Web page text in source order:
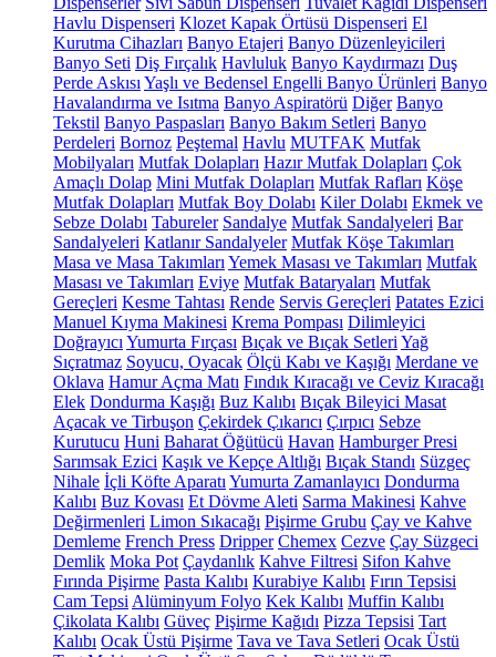
Havlu Dispenseri Klozet Kapak Örtüsü Dispenseri El
Kurutma Cihazları Banyo Etajeri Banyo Düzenleyicileri
Banyo Seti Diş Fırçalık Havluluk Banyo Kaydırmazı Duş
Perde Askısı Yaşlı ve Bedensel Engelli Banyo Ürünleri Banyo
Havalandırma ve Isıtma Banyo Aspiratörü Diğer Banyo
Tekstil Banyo Paspasları Banyo Bakım Setleri Banyo
Perdeleri Bornoz Peştemal Havlu MUTFAK Mutfak
Mobilyaları Mutfak Dolapları Hazır Mutfak Dolapları Çok
Amaçlı Dolap Mini Mutfak Dolapları Mutfak Rafları Köşe
Mutfak Dolapları Mutfak Boy Dolabı Kiler Dolabı Ekmek ve
Sebze Dolabı Tabureler Sandalye Mutfak Sandalyeleri Bar
Sandalyeleri Katlanır Sandalyeler Mutfak Köşe Takımları
Masa ve Masa Takımları Yemek Masası ve Takımları Mutfak
Masası ve Takımları Eviye Mutfak Bataryaları Mutfak
Gereçleri Kesme Tahtası Rende Servis Gereçleri Patates Ezici
Manuel Kıyma Makinesi Krema Pompası Dilimleyici
Doğrayıcı Yumurta Fırçası Bıçak ve Bıçak Setleri Yağ
Sıçratmaz Soyucu, Oyacak Ölçü Kabı ve Kaşığı Merdane ve
Oklava Hamur Açma Matı Fındık Kıracağı ve Ceviz Kıracağı
Elek Dondurma Kaşığı Buz Kalıbı Bıçak Bileyici Masat
Açacak ve Tirbuşon Çekirdek Çıkarıcı Çırpıcı Sebze
Kurutucu Huni Baharat Öğütücü Havan Hamburger Presi
Sarımsak Ezici Kaşık ve Kepçe Altlığı Bıçak Standı Süzgeç
Nihale İçli Köfte Aparatı Yumurta Zamanlayıcı Dondurma
Kalıbı Buz Kovası Et Dövme Aleti Sarma Makinesi Kahve
Değirmenleri Limon Sıkacağı Pişirme Grubu Çay ve Kahve
Demleme French Press Dripper Chemex Cezve Çay Süzgeci
Demlik Moka Pot Çaydanlık Kahve Filtresi Sifon Kahve
Fırında Pişirme Pasta Kalıbı Kurabiye Kalıbı Fırın Tepsisi
Cam Tepsi Alüminyum Folyo Kek Kalıbı Muffin Kalıbı
Çikolata Kalıbı Güveç Pişirme Kağıdı Pizza Tepsisi Tart
Kalıbı Ocak Üstü Pişirme Tava ve Tava Setleri Ocak Üstü